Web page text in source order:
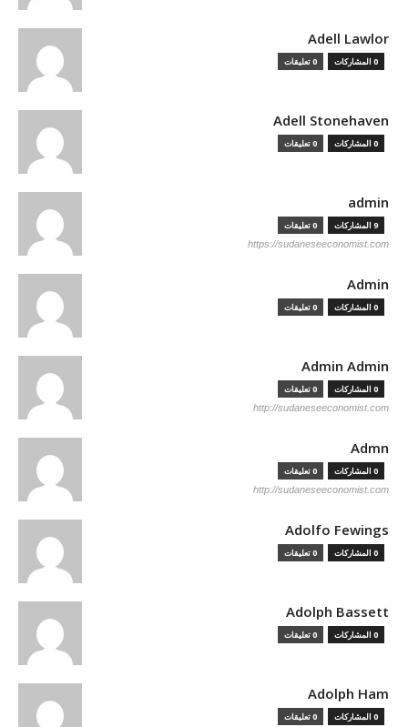
Adell Lawlor
0 المشاركات 0 تعليقات
Adell Stonehaven
0 المشاركات 0 تعليقات
admin
9 المشاركات 0 تعليقات
https://sudaneseeconomist.com
Admin
0 المشاركات 0 تعليقات
Admin Admin
0 المشاركات 0 تعليقات
http://sudaneseeconomist.com
Admn
0 المشاركات 0 تعليقات
http://sudaneseeconomist.com
Adolfo Fewings
0 المشاركات 0 تعليقات
Adolph Bassett
0 المشاركات 0 تعليقات
Adolph Ham
0 المشاركات 0 تعليقات